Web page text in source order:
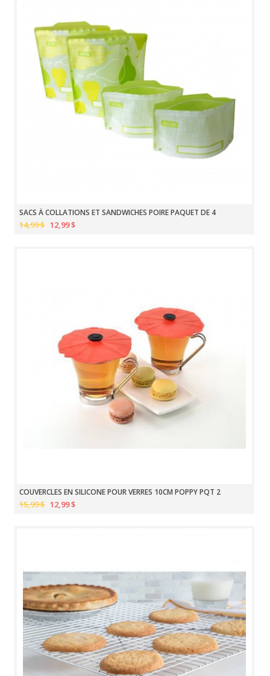
SACS À COLLATIONS ET SANDWICHES POIRE PAQUET DE 4
14,99 $ 12,99 $
COUVERCLES EN SILICONE POUR VERRES 10CM POPPY PQT 2
15,99 $ 12,99 $